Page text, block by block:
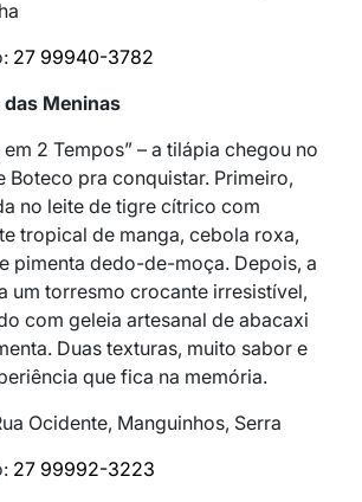
27 99940-3782
das Meninas
em 2 Tempos” – a tilápia chegou no
Boteco pra conquistar. Primeiro,
no leite de tigre cítrico com
tropical de manga, cebola roxa,
pimenta dedo-de-moça. Depois, a
um torresmo crocante irresistível,
com geleia artesanal de abacaxi
Duas texturas, muito sabor e
que fica na memória.
Ocidente, Manguinhos, Serra
27 99992-3223